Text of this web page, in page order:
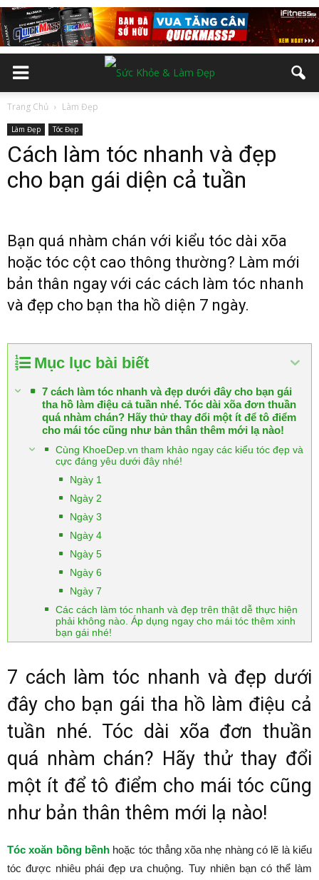
Trang Chủ Làm Đẹp
Làm Đẹp Tóc Đẹp
Cách làm tóc nhanh và đẹp
cho bạn gái diện cả tuần
Bạn quá nhàm chán với kiểu tóc dài xõa
hoặc tóc cột cao thông thường? Làm mới
bản thân ngay với các cách làm tóc nhanh
và đẹp cho bạn tha hồ diện 7 ngày.
Mục lục bài biết
7 cách làm tóc nhanh và đẹp dưới đây cho bạn gái
tha hồ làm điệu cả tuần nhé. Tóc dài xõa đơn thuần
quá nhàm chán? Hãy thử thay đổi một ít để tô điểm
cho mái tóc cũng như bản thân thêm mới lạ nào!
Cùng KhoeDep.vn tham khảo ngay các kiểu tóc đẹp và
cực đáng yêu dưới đây nhé!
Ngày 1
Ngày 2
Ngày 3
Ngày 4
Ngày 5
Ngày 6
Ngày 7
Các cách làm tóc nhanh và đẹp trên thật dễ thực hiện
phải không nào. Áp dụng ngay cho mái tóc thêm xinh
bạn gái nhé!
7 cách làm tóc nhanh và đẹp dưới
đây cho bạn gái tha hồ làm điệu cả
tuần nhé. Tóc dài xõa đơn thuần
quá nhàm chán? Hãy thử thay đổi
một ít để tô điểm cho mái tóc cũng
như bản thân thêm mới lạ nào!
Tóc xoăn bồng bềnh hoặc tóc thẳng xõa nhẹ nhàng có lẽ là kiểu
tóc được nhiêu phái đẹp ưa chuộng. Tuy nhiên bạn có thể làm